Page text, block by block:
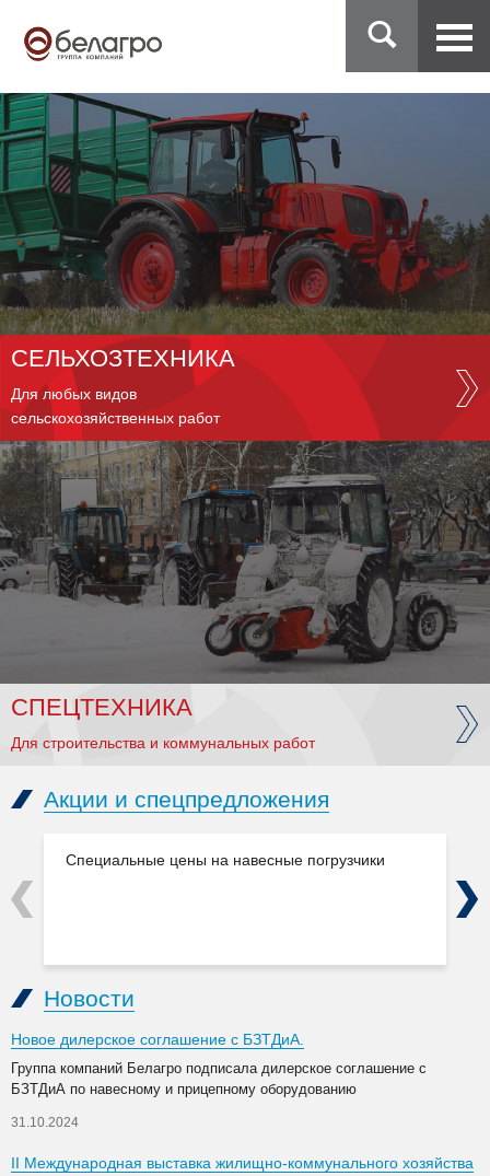
СЕЛЬХОЗТЕХНИКА
Для любых видов
сельскохозяйственных работ
СПЕЦТЕХНИКА
Для строительства и коммунальных работ
Акции и спецпредложения
Специальные цены на навесные погрузчики
Previous Next
Новости
Новое дилерское соглашение с БЗТДиА.
Группа компаний Белагро подписала дилерское соглашение с
БЗТДиА по навесному и прицепному оборудованию
31.10.2024
II Международная выставка жилищно-коммунального хозяйства